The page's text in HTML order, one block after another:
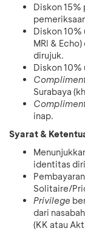
Diskon
Diskon 10%
MRI &
dirujuk.
Diskon 10%
Surabaya
inap.
Syarat &
identitas
Solitaire/
Privilege
dari
(KK atau